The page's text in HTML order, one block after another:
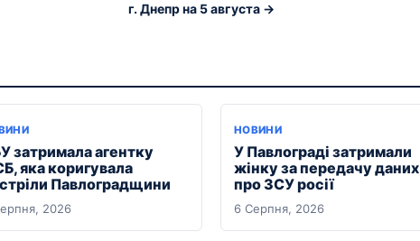
г. Днепр на 5 августа →
затримала агентку
яка коригувала
Павлоградщини
2026
НОВИНИ
У Павлограді затримали
жінку за передачу даних
про ЗСУ росії
6 Серпня, 2026